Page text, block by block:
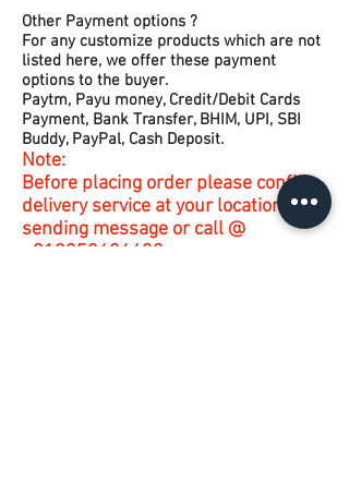
Other Payment options ?
For any customize products which are not
listed here, we offer these payment
options to the buyer.
Paytm, Payu money, Credit/Debit Cards
Payment, Bank Transfer, BHIM, UPI, SBI
Buddy, PayPal, Cash Deposit.
Note:
Before placing order please confirm
delivery service at your location by
sending message or call @
+919350606433